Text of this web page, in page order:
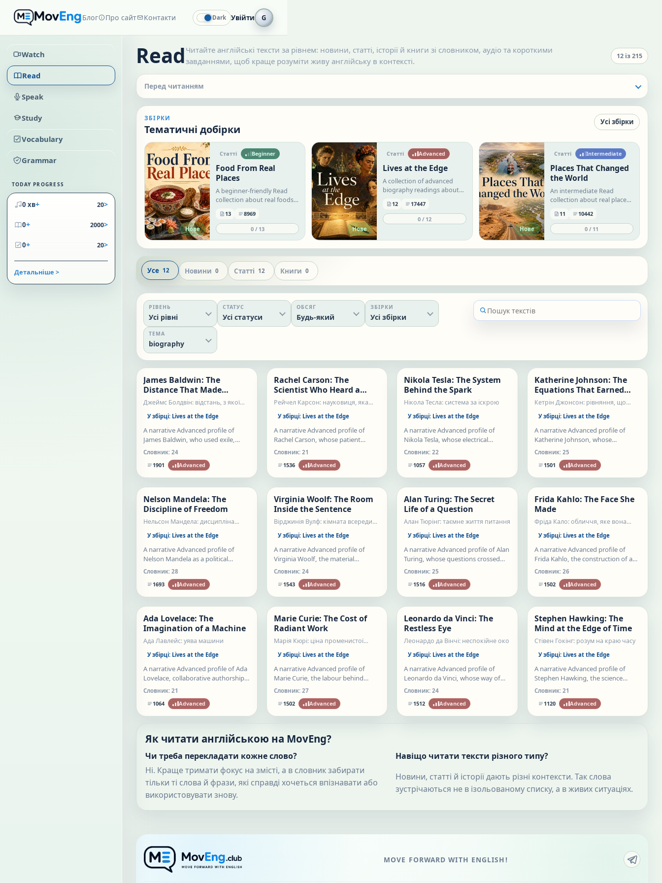
Блог Про сайт Контакти Dark Увійти G
Watch
Read
Speak
Study
Vocabulary
Grammar
TODAY PROGRESS
0 хв+ 20>
0+ 2000>
0+ 20>
Детальніше >
Read Читайте англійські тексти за рівнем: новини, статті, історії й книги зі словником, аудіо та короткими
завданнями, щоб краще розуміти живу англійську в контексті.
12 із215
Перед читанням
ЗБІРКИ
Тематичні добірки
Усі збірки
Нове
Статті Beginner
Food From Real
Places
A beginner-friendly Read
collection about real foods,
around the world. Each
lesson uses simple English
to explain where a dish
13 8969
0/ 13 Нове
Статті Advanced
Lives at the Edge
A collection of advanced
biography readings about
courage, work, and
contradictions changed
how the world thinks. Each
story, strong editorial angle,
12 17447
0/ 12
Нове
Статті Intermediate
Places That Changed
the World
An intermediate Read
collection about real places
economy, or culture
changed how people live.
Each lesson explains why a
11 10442
0 / 11
Усе 12 Новини 0 Статті 12 Книги 0
РІВЕНЬ
Усі рівні
СТАТУС
Усі статуси
ОБСЯГ
Будь-який
ЗБІРКИ
Усі збірки
ТЕМА
biography
Статті
James Baldwin: The
Distance That Made
America Visible
Джеймс Болдвін: відстань, з якої
У збірці: Lives at the Edge
A narrative Advanced profile of
James Baldwin, who used exile,
argument, fiction, and moral
attention to expose the stories
America told about itself.
Словник: 24
1901
Advanced
Статті
Rachel Carson: The
Scientist Who Heard a
Silent Spring
Рейчел Карсон: науковиця, яка
У збірці: Lives at the Edge
A narrative Advanced profile of
Rachel Carson, whose patient
science writing made the hidden
movement of pesticides visible to
the public.
Словник: 21
1536
Advanced
Статті
Nikola Tesla: The System
Behind the Spark
Нікола Тесла: система за іскрою
У збірці: Lives at the Edge
A narrative Advanced profile of
Nikola Tesla, whose electrical
systems changed ordinary life while
spectacle and later mythology often
hid the work of implementation.
Словник: 22
1057
Advanced
Статті
Katherine Johnson: The
Equations That Earned
Trust
Кетрін Джонсон: рівняння, що
У збірці: Lives at the Edge
A narrative Advanced profile of
Katherine Johnson, whose
mathematical judgment connected
human and electronic computation
while challenging segregation and
unequal authorship.
Словник: 25
1501
Advanced
Статті
Нове
Nelson Mandela: The
Discipline of Freedom
Нельсон Мандела: дисципліна
У збірці: Lives at the Edge
A narrative Advanced profile of
Nelson Mandela as a political
strategist who moved through
protest, armed resistance, prison,
negotiation, government, and
democratic restraint.
Словник: 28
1693
Advanced
Статті
Нове
Virginia Woolf: The Room
Inside the Sentence
Вірджинія Вулф: кімната всередині
У збірці: Lives at the Edge
A narrative Advanced profile of
Virginia Woolf, the material
conditions behind literary freedom,
and the sentences that made inner
life public.
Словник: 24
1543
Advanced
Статті
Нове
Alan Turing: The Secret
Life of a Question
Алан Тюрінг: таємне життя питання
У збірці: Lives at the Edge
A narrative Advanced profile of Alan
Turing, whose questions crossed
logic, secret codebreaking, early
computing, artificial intelligence,
biology, and state injustice.
Словник: 25
1516
Advanced
Статті
Нове
Frida Kahlo: The Face She
Made
Фріда Кало: обличчя, яке вона
У збірці: Lives at the Edge
A narrative Advanced profile of
Frida Kahlo, the construction of a
public self, and paintings that
turned pain, politics, clothing, and
identity into visual argument.
Словник: 26
1502
Advanced
Статті
Нове
Ada Lovelace: The
Imagination of a Machine
Ада Лавлейс: уява машини
У збірці: Lives at the Edge
A narrative Advanced profile of Ada
Lovelace, collaborative authorship,
symbolic computation, and a
machine whose possibilities became
visible before it was built.
Словник: 21
1064
Advanced
Статті
Нове
Marie Curie: The Cost of
Radiant Work
Марія Кюрі: ціна променистої
У збірці: Lives at the Edge
A narrative Advanced profile of
Marie Curie, the labour behind
radioactivity, the institutions built
around discovery, and dangers that
remained invisible too long.
Словник: 27
1502
Advanced
Статті
Нове
Leonardo da Vinci: The
Restless Eye
Леонардо да Вінчі: неспокійне око
У збірці: Lives at the Edge
A narrative Advanced profile of
Leonardo da Vinci, whose way of
seeing crossed art, anatomy, and
machines but often resisted
completion.
Словник: 24
1512
Advanced
Статті
Нове
Stephen Hawking: The
Mind at the Edge of Time
Стівен Гокінг: розум на краю часу
У збірці: Lives at the Edge
A narrative Advanced profile of
Stephen Hawking, the science
behind his fame, and the difficult
translation between physical limits
and cosmic ideas.
Словник: 21
1120
Advanced
Як читати англійською на MovEng?
Чи треба перекладати кожне слово?
Ні. Краще тримати фокус на змісті, а в словник забирати
тільки ті слова й фрази, які справді хочеться впізнавати або
використовувати знову.
Навіщо читати тексти різного типу?
Новини, статті й історії дають різні контексти. Так слова
зустрічаються не в ізольованому списку, а в живих ситуаціях.
MOVE FORWARD WITH ENGLISH!